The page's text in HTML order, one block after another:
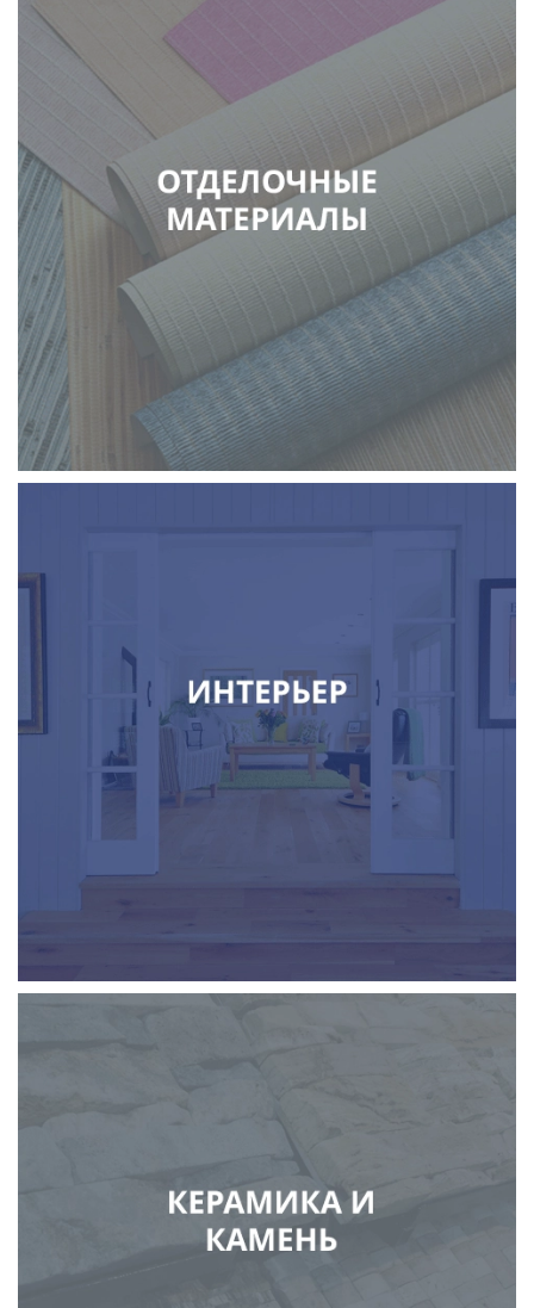
лаки, краски и покрытия
обои, стеновые панели
потолки и потолочные системы
напольные покрытия
штукатурки и смеси
панели, молдинги, лепнина
декор окна и декоративный текстиль
свето- и электротехническая продукция
двери и замки, перегородки
шторы, карнизы, жалюзи
дизайн, предметы интерьера
системы безопасности, «умный дом»
керамическая плитка
керамогранит
камень отделочный